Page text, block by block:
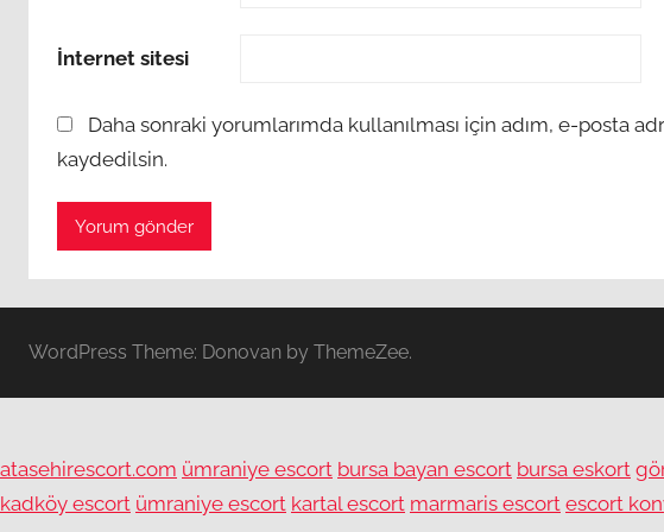
İnternet sitesi
Daha sonraki yorumlarımda kullanılması için adım, e-posta
kaydedilsin.
WordPress Theme: Donovan by ThemeZee.
atasehirescort.com ümraniye escort bursa bayan escort bursa eskort
kadköy escort ümraniye escort kartal escort marmaris escort escort